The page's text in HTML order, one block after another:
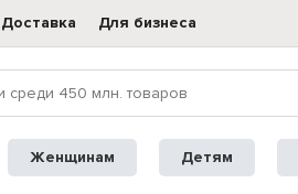
Доставка Для бизнеса
Женщинам Детям